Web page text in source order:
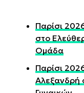
Παρίσι
στο
Ομάδα
Παρίσι
Αλεξανδρή